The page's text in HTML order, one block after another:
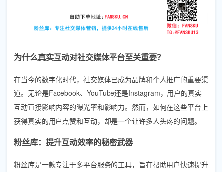
为什么真实互动对社交媒体平台至关重要？
在当今的数字化时代，社交媒体已成为品牌和个人推广的重要渠
道。无论是Facebook、YouTube还是Instagram，用户的真实
互动直接影响内容的曝光率和影响力。然而，如何在这些平台上
获得真实的用户点赞和互动，却是一个让许多人头疼的问题。
粉丝库：提升互动效率的秘密武器
粉丝库是一款专注于多平台服务的工具，旨在帮助用户快速提升